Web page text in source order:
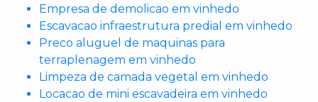
Empresa de demolicao em vinhedo
Escavacao infraestrutura predial em vinhedo
Preco aluguel de maquinas para
terraplenagem em vinhedo
Limpeza de camada vegetal em vinhedo
Locacao de mini escavadeira em vinhedo